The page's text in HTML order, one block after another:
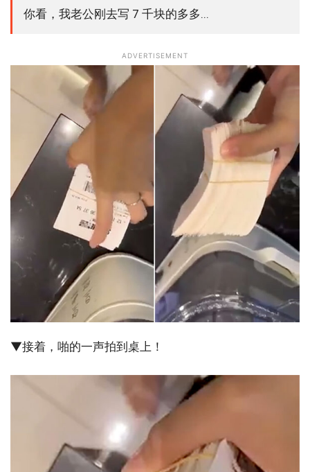
你看，我老公刚去写 7 千块的多多...
ADVERTISEMENT
▼接着，啪的一声拍到桌上！